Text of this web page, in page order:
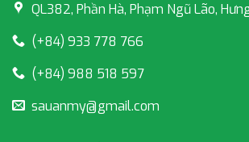
QL382, Phần Hà, Phạm Ngũ Lão,
(+84) 933 778 766
(+84) 988 518 597
sauanmy@gmail.com